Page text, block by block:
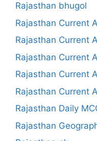
Rajasthan bhugol
Rajasthan Current
Rajasthan Current
Rajasthan Current
Rajasthan Current
Rajasthan Current
Rajasthan Daily
Rajasthan